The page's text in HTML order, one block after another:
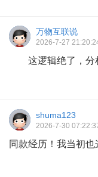
万物互联说
2026-7-27
这逻辑绝了，分
shuma123
2026-7-30
同款经历！我当初